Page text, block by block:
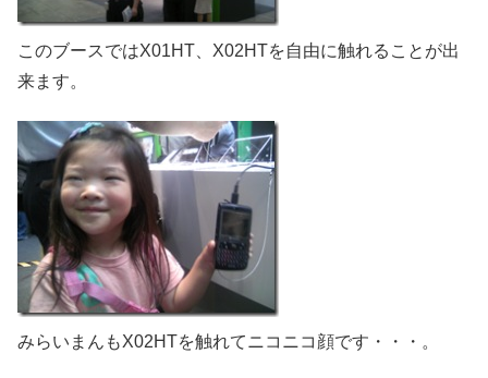
このブースではX01HT、X02HTを自由に触れることが出
来ます。
みらいまんもX02HTを触れてニコニコ顔です・・・。